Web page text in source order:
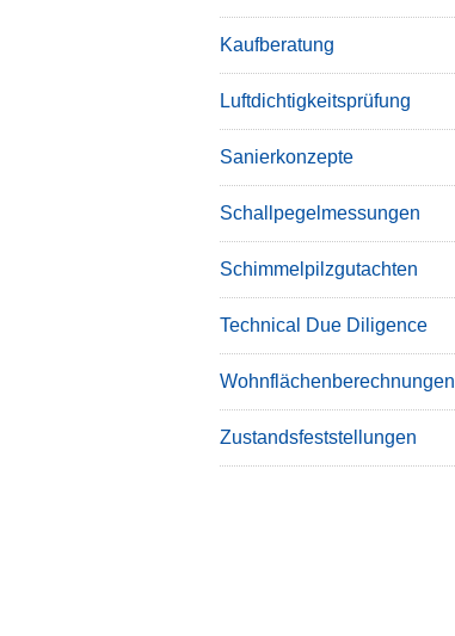
Kaufberatung
Luftdichtigkeitsprüfung
Sanierkonzepte
Schallpegelmessungen
Schimmelpilzgutachten
Technical Due Diligence
Wohnflächenberechnungen
Zustandsfeststellungen